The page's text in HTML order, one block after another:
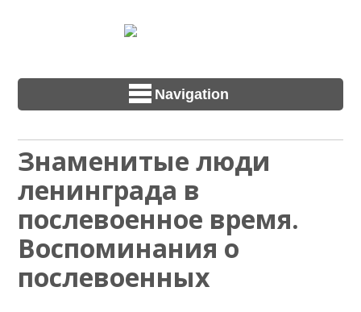
Navigation
Знаменитые люди
ленинграда в
послевоенное время.
Воспоминания о
послевоенных